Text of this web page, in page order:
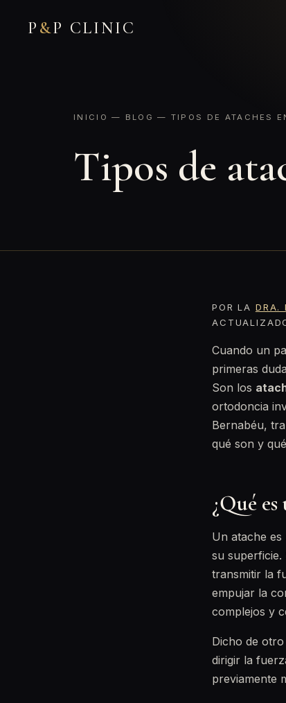
P &P CLINIC
INICIO — BLOG — TIPOS DE ATACHES
Tipos de
POR LA DRA.
Cuando un
primeras
Son los
ortodoncia
Bernabéu,
qué son y
¿Qué
Un atache es
su
transmitir la
empujar la
complejos y
Dicho de
dirigir la
previamente